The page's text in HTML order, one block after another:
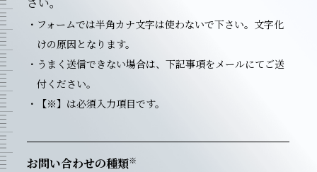
フォームでは半角カナ文字は使わないで下さい。文字化
けの原因となります。
うまく送信できない場合は、下記事項をメールにてご送
付ください。
【※】は必須入力項目です。
お問い合わせの種類